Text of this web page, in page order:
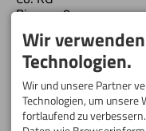
Birgsau 9
87561 Oberstdorf
DEUTSCHLAND
Tel.+49 8322 969 00
info@birgsau.de
ANKOMMEN -
AUFATMEN:
Wir
Technologien.
Wir und unsere Partner
Technologien, um unsere
fortlaufend zu